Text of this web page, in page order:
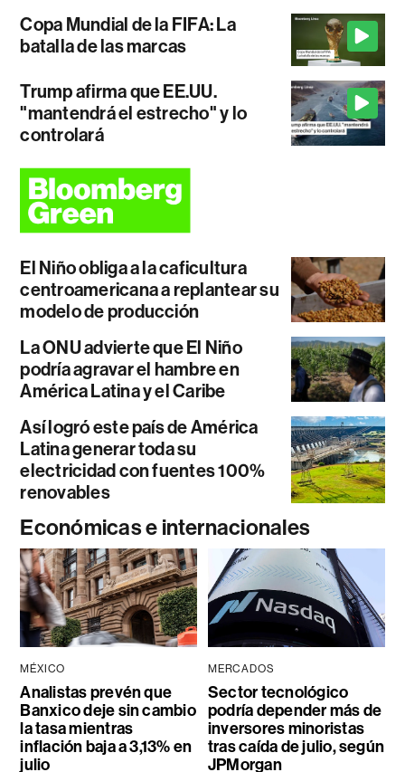
Copa Mundial de la FIFA: La
batalla de las marcas
Trump afirma que EE.UU.
"mantendrá el estrecho" y lo
controlará
El Niño obliga a la caficultura
centroamericana a replantear su
modelo de producción
La ONU advierte que El Niño
podría agravar el hambre en
América Latina y el Caribe
Así logró este país de América
Latina generar toda su
electricidad con fuentes 100%
renovables
Económicas e internacionales
MÉXICO
Analistas prevén que
Banxico deje sin cambio
la tasa mientras
inflación baja a 3,13% en
julio
MERCADOS
Sector tecnológico
podría depender más de
inversores minoristas
tras caída de julio, según
JPMorgan